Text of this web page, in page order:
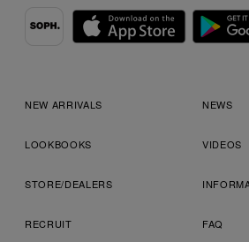
NEW ARRIVALS NEWS
LOOKBOOKS VIDEOS
STORE/DEALERS
RECRUIT FAQ